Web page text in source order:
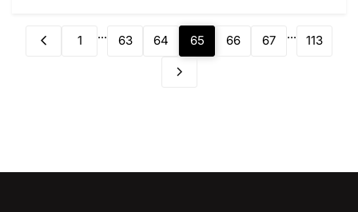
1 ... 63 64 65 66 67 ... 113